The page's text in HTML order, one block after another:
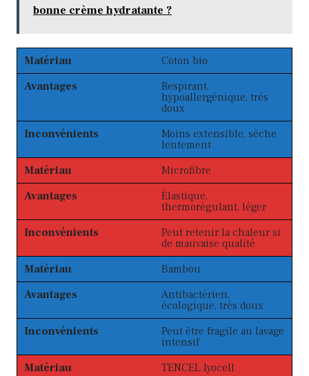
bonne crème hydratante ?
Matériau
Coton bio
Avantages
Respirant,
hypoallergénique, très
doux
Inconvénients
Moins extensible, sèche
lentement
Matériau
Microfibre
Avantages
Élastique,
thermorégulant, léger
Inconvénients
Peut retenir la chaleur si
de mauvaise qualité
Matériau
Bambou
Avantages
Antibactérien,
écologique, très doux
Inconvénients
Peut être fragile au lavage
intensif
Matériau
TENCEL lyocell